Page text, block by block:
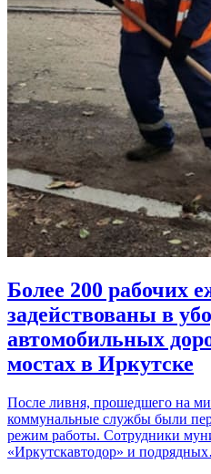
Более 200 рабочих
задействованы в
автомобильных
мостах в Иркутске
После ливня, прошедшего на
коммунальные службы были
режим работы. Сотрудники
«Иркутскавтодор» и